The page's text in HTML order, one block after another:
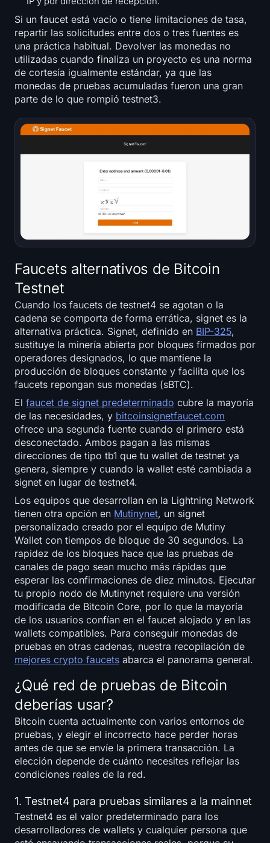
Si un faucet está vacío o tiene limitaciones de tasa,
repartir las solicitudes entre dos o tres fuentes es
una práctica habitual. Devolver las monedas no
utilizadas cuando finaliza un proyecto es una norma
de cortesía igualmente estándar, ya que las
monedas de pruebas acumuladas fueron una gran
parte de lo que rompió testnet3.
Faucets alternativos de Bitcoin
Testnet
Cuando los faucets de testnet4 se agotan o la
cadena se comporta de forma errática, signet es la
alternativa práctica. Signet, definido en BIP-325,
sustituye la minería abierta por bloques firmados por
operadores designados, lo que mantiene la
producción de bloques constante y facilita que los
faucets repongan sus monedas (sBTC).
El faucet de signet predeterminado cubre la mayoría
de las necesidades, y bitcoinsignetfaucet.com
ofrece una segunda fuente cuando el primero está
desconectado. Ambos pagan a las mismas
direcciones de tipo tb1 que tu wallet de testnet ya
genera, siempre y cuando la wallet esté cambiada a
signet en lugar de testnet4.
Los equipos que desarrollan en la Lightning Network
tienen otra opción en Mutinynet, un signet
personalizado creado por el equipo de Mutiny
Wallet con tiempos de bloque de 30 segundos. La
rapidez de los bloques hace que las pruebas de
canales de pago sean mucho más rápidas que
esperar las confirmaciones de diez minutos. Ejecutar
tu propio nodo de Mutinynet requiere una versión
modificada de Bitcoin Core, por lo que la mayoría
de los usuarios confían en el faucet alojado y en las
wallets compatibles. Para conseguir monedas de
pruebas en otras cadenas, nuestra recopilación de
mejores crypto faucets abarca el panorama general.
¿Qué red de pruebas de Bitcoin
deberías usar?
Bitcoin cuenta actualmente con varios entornos de
pruebas, y elegir el incorrecto hace perder horas
antes de que se envíe la primera transacción. La
elección depende de cuánto necesites reflejar las
condiciones reales de la red.
1. Testnet4 para pruebas similares a la mainnet
Testnet4 es el valor predeterminado para los
desarrolladores de wallets y cualquier persona que